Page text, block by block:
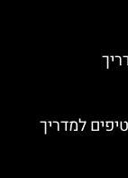
למדריך